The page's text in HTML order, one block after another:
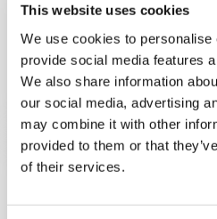
This website uses cookies
We use cookies to personalise
provide social media features
We also share information
our social media, advertising
may combine it with other
provided to them or that
of their services.
HYDROPAK FILTER
ASC-Filter für Gasturbinen,
im Kompressor und das
erheblich reduziert, was zu
Gesamtbetriebskosten